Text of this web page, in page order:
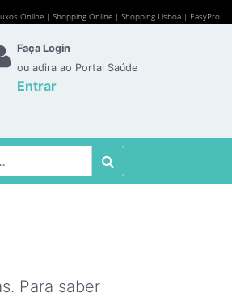
Online | Shopping Online | Shopping Lisboa | EasyPro
Faça Login
ou adira ao Portal Saúde
Entrar
Para saber